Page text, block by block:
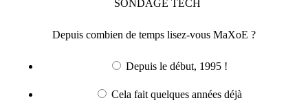
SONDAGE TECH
Depuis combien de temps lisez-vous MaXoE ?
Depuis le début, 1995 !
Cela fait quelques années déjà